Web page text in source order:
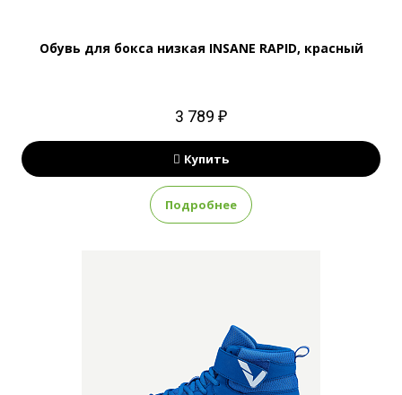
Обувь для бокса низкая INSANE RAPID, красный
3 789 ₽
Купить
Подробнее